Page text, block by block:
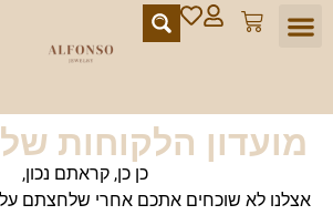
מועדון הלקוחות
כן כן, קראתם נכון,
אצלנו לא שוכחים אתכם אחרי שלחצתם